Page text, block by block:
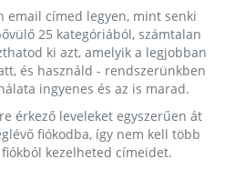
email címed legyen, mint senki
25 kategóriából, számtalan
ki azt, amelyik a legjobban
és használd - rendszerünkben
ingyenes és az is marad.
érkező leveleket egyszerűen át
fiókodba, így nem kell több
kezelheted címeidet.